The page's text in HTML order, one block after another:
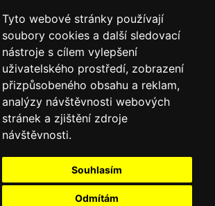
Tyto webové stránky používají
soubory cookies a další sledovací
nástroje s cílem vylepšení
uživatelského prostředí, zobrazení
přizpůsobeného obsahu a reklam,
analýzy návštěvnosti webových
stránek a zjištění zdroje
návštěvnosti.
Souhlasím
Odmítám